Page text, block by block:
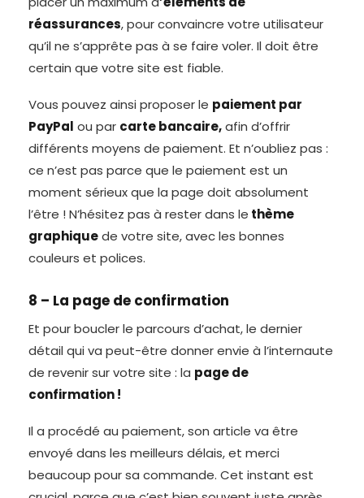
réassurances, pour convaincre votre utilisateur
qu’il ne s’apprête pas à se faire voler. Il doit être
certain que votre site est fiable.
Vous pouvez ainsi proposer le paiement par
PayPal ou par carte bancaire,afin d’offrir
différents moyens de paiement. Et n’oubliez pas :
ce n’est pas parce que le paiement est un
moment sérieux que la page doit absolument
l’être ! N’hésitez pas à rester dans le thème
graphiquede votre site, avec les bonnes
couleurs et polices.
8 – La page de confirmation
Et pour boucler le parcours d’achat, le dernier
détail qui va peut-être donner envie à l’internaute
de revenir sur votre site : la page de
confirmation !
Il a procédé au paiement, son article va être
envoyé dans les meilleurs délais, et merci
beaucoup pour sa commande. Cet instant est